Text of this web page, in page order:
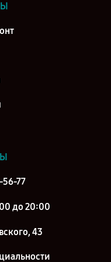
56-77
до 20:00
43